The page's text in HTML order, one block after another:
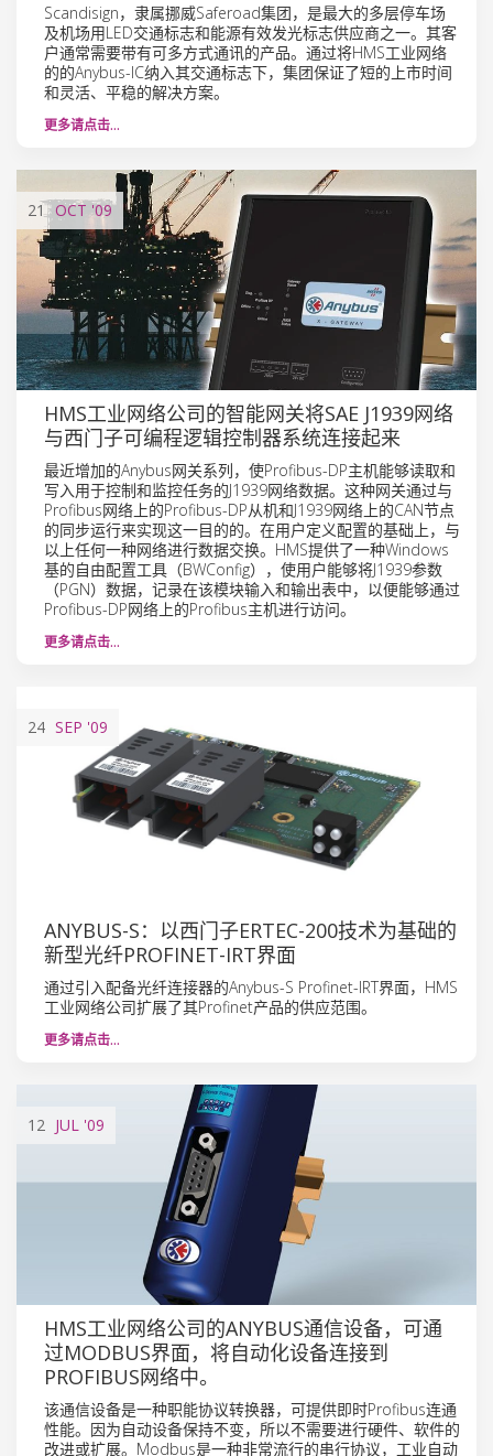
Scandisign，隶属挪威Saferoad集团，是最大的多层停车场
及机场用LED交通标志和能源有效发光标志供应商之一。其客
户通常需要带有可多方式通讯的产品。通过将HMS工业网络
的的Anybus-IC纳入其交通标志下，集团保证了短的上市时间
和灵活、平稳的解决方案。
更多请点击…
21 OCT '09
HMS工业网络公司的智能网关将SAE J1939网络
与西门子可编程逻辑控制器系统连接起来
最近增加的Anybus网关系列，使Profibus-DP主机能够读取和
写入用于控制和监控任务的J1939网络数据。这种网关通过与
Profibus网络上的Profibus-DP从机和J1939网络上的CAN节点
的同步运行来实现这一目的的。在用户定义配置的基础上，与
以上任何一种网络进行数据交换。HMS提供了一种Windows
基的自由配置工具（BWConfig），使用户能够将J1939参数
（PGN）数据，记录在该模块输入和输出表中，以便能够通过
Profibus-DP网络上的Profibus主机进行访问。
更多请点击…
24 SEP '09
ANYBUS-S：以西门子ERTEC-200技术为基础的
新型光纤PROFINET-IRT界面
通过引入配备光纤连接器的Anybus-S Profinet-IRT界面，HMS
工业网络公司扩展了其Profinet产品的供应范围。
更多请点击…
12 JUL '09
HMS工业网络公司的ANYBUS通信设备，可通
过MODBUS界面，将自动化设备连接到
PROFIBUS网络中。
该通信设备是一种职能协议转换器，可提供即时Profibus连通
性能。因为自动设备保持不变，所以不需要进行硬件、软件的
改进或扩展。Modbus是一种非常流行的串行协议，工业自动